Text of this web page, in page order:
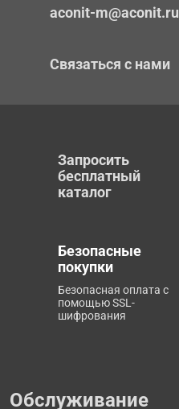
aconit-m@aconit.ru
Связаться с нами
Запросить
бесплатный
каталог
Безопасные
покупки
Безопасная оплата с
помощью SSL-
шифрования
Обслуживание